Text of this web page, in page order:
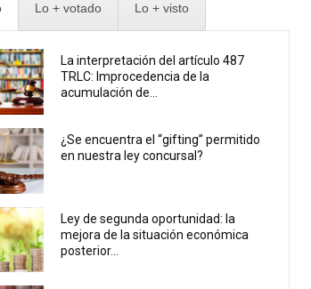
Lo + votado Lo + visto
La interpretación del artículo 487
TRLC: Improcedencia de la
acumulación de...
¿Se encuentra el “gifting” permitido
en nuestra ley concursal?
Ley de segunda oportunidad: la
mejora de la situación económica
posterior...